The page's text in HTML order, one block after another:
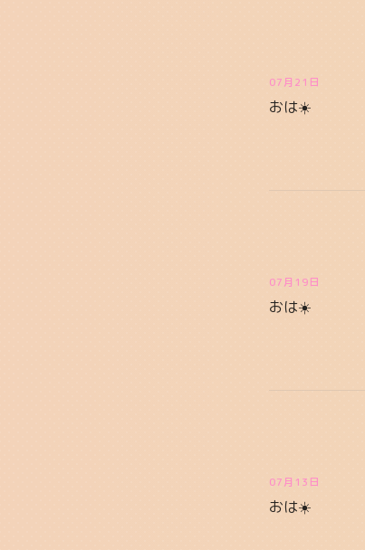
07月21日
おは☀️
07月19日
おは☀️
07月13日
おは☀️